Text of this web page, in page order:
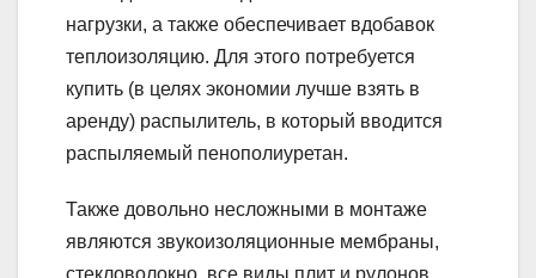
нагрузки, а также обеспечивает вдобавок
теплоизоляцию. Для этого потребуется
купить (в целях экономии лучше взять в
аренду) распылитель, в который вводится
распыляемый пенополиуретан.
Также довольно несложными в монтаже
являются звукоизоляционные мембраны,
стекловолокно, все виды плит и рулонов.